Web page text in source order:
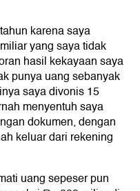
karena saya
yang saya tidak
hasil kekayaan saya
punya uang sebanyak
saya divonis 15
menyentuh saya
dokumen, dengan
keluar dari rekening
uang sepeser pun